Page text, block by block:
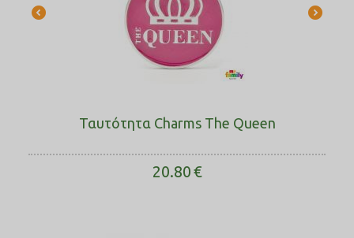
Ταυτότητα Charms The Queen
20.80€